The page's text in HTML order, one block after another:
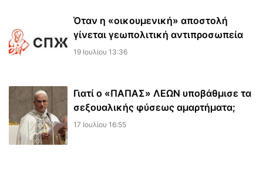
Όταν η «οικουμενική» αποστολή
γίνεται γεωπολιτική αντιπροσωπεία
19 Ιουλίου 13:36
Γιατί ο «ΠΑΠΑΣ» ΛΕΩΝ υποβάθμισε τα
σεξουαλικής φύσεως αμαρτήματα;
17 Ιουλίου 16:55